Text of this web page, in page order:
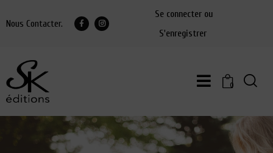
Nous Contacter.
Se connecter ou
S'enregistrer
0